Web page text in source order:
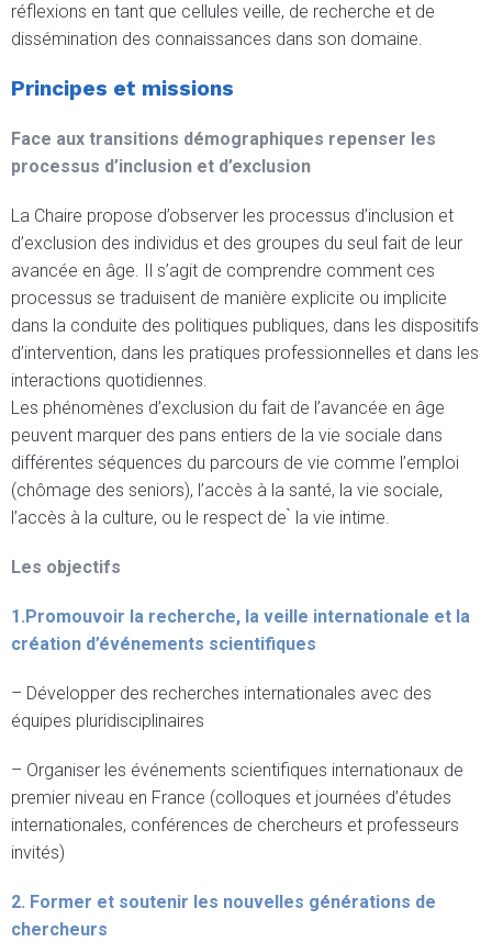
réflexions en tant que cellules veille, de recherche et de
dissémination des connaissances dans son domaine.
Principes et missions
Face aux transitions démographiques repenser les
processus d’inclusion et d’exclusion
La Chaire propose d’observer les processus d’inclusion et
d’exclusion des individus et des groupes du seul fait de leur
avancée en âge. Il s’agit de comprendre comment ces
processus se traduisent de manière explicite ou implicite
dans la conduite des politiques publiques, dans les dispositifs
d’intervention, dans les pratiques professionnelles et dans les
interactions quotidiennes.
Les phénomènes d’exclusion du fait de l’avancée en âge
peuvent marquer des pans entiers de la vie sociale dans
différentes séquences du parcours de vie comme l’emploi
(chômage des seniors), l’accès à la santé, la vie sociale,
l’accès à la culture, ou le respect de ̀ la vie intime.
Les objectifs
1.Promouvoir la recherche, la veille internationale et la
création d’événements scientifiques
– Développer des recherches internationales avec des
équipes pluridisciplinaires
– Organiser les événements scientifiques internationaux de
premier niveau en France (colloques et journées d’études
internationales, conférences de chercheurs et professeurs
invités)
2. Former et soutenir les nouvelles générations de
chercheurs